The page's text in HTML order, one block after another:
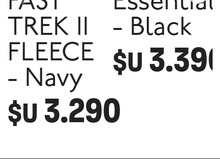
TREK II
FLEECE
- Navy
$U 3.290
- Black
$U